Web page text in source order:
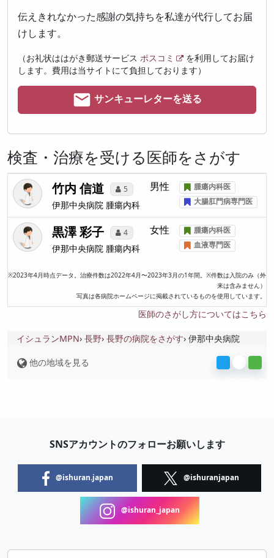
伝えきれなかった感謝の気持ちを私達が代行してお届
けします。
（お礼状ははがき郵送サービス ポスコミ
を利用してお届け
します。費用は当サイトにて負担しております）
サンキューレターを送る
検査・治療を受ける医師をさがす
竹内 信道 5
伊那中央病院 腫瘍内科
男性
腫瘍内科医
大腸肛門病専門医
黒澤 彩子 4
伊那中央病院 腫瘍内科
女性
腫瘍内科医
血液専門医
※2023年4月時点データ。治療件数は2022年4月〜2023年3月の1年間。※件数は入院のみ（外
来は含みません）
写真は各病院ホームページに掲載されているものを使用しています。
医師のさがし方についてはこちら
イシュランMPN 長野 長野の病院をさがす 伊那中央病院
他の地域を見る
SNSアカウントのフォローお願いします
@ishuran.japan @ishuranjapan
@ishuran_japan